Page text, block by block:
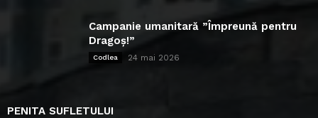
Campanie umanitară ”Împreună pentru
Dragoș!”
Codlea 24 mai 2026
PENITA SUFLETULUI